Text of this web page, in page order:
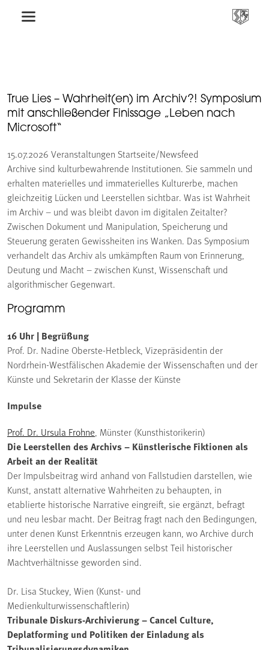
True Lies – Wahrheit(en) im Archiv?! Symposium
mit anschließender Finissage „Leben nach
Microsoft“
15.07.2026 Veranstaltungen Startseite/Newsfeed
Archive sind kulturbewahrende Institutionen. Sie sammeln und
erhalten materielles und immaterielles Kulturerbe, machen
gleichzeitig Lücken und Leerstellen sichtbar. Was ist Wahrheit
im Archiv – und was bleibt davon im digitalen Zeitalter?
Zwischen Dokument und Manipulation, Speicherung und
Steuerung geraten Gewissheiten ins Wanken. Das Symposium
verhandelt das Archiv als umkämpften Raum von Erinnerung,
Deutung und Macht – zwischen Kunst, Wissenschaft und
algorithmischer Gegenwart.
Programm
16 Uhr | Begrüßung
Prof. Dr. Nadine Oberste-Hetbleck, Vizepräsidentin der
Nordrhein-Westfälischen Akademie der Wissenschaften und der
Künste und Sekretarin der Klasse der Künste
Impulse
Prof. Dr. Ursula Frohne , Münster (Kunsthistorikerin)
Die Leerstellen des Archivs – Künstlerische Fiktionen als
Arbeit an der Realität
Der Impulsbeitrag wird anhand von Fallstudien darstellen, wie
Kunst, anstatt alternative Wahrheiten zu behaupten, in
etablierte historische Narrative eingreift, sie ergänzt, befragt
und neu lesbar macht. Der Beitrag fragt nach den Bedingungen,
unter denen Kunst Erkenntnis erzeugen kann, wo Archive durch
ihre Leerstellen und Auslassungen selbst Teil historischer
Machtverhältnisse geworden sind.
Dr. Lisa Stuckey, Wien (Kunst- und
Medienkulturwissenschaftlerin)
Tribunale Diskurs-Archivierung – Cancel Culture,
Deplatforming und Politiken der Einladung als